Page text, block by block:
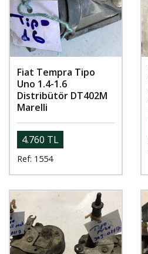
Fiat Tempra Tipo
Uno 1.4-1.6
Distribütör DT402M
Marelli
4.760 TL
Ref: 1554